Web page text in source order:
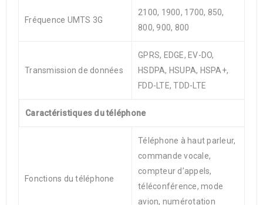
Fréquence UMTS 3G
2100, 1900, 1700, 850,
800, 900, 800
Transmission de données
GPRS, EDGE, EV-DO,
HSDPA, HSUPA, HSPA+,
FDD-LTE, TDD-LTE
Caractéristiques du téléphone
Fonctions du téléphone
Téléphone à haut parleur,
commande vocale,
compteur d’appels,
téléconférence, mode
avion, numérotation